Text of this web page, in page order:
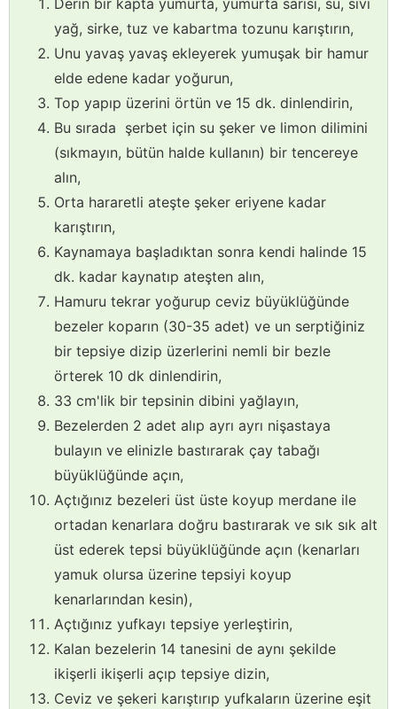
Derin bir kapta yumurta, yumurta sarısı, su, sıvı
yağ, sirke, tuz ve kabartma tozunu karıştırın,
Unu yavaş yavaş ekleyerek yumuşak bir hamur
elde edene kadar yoğurun,
Top yapıp üzerini örtün ve 15 dk. dinlendirin,
Bu sırada şerbet için su şeker ve limon dilimini
(sıkmayın, bütün halde kullanın) bir tencereye
alın,
Orta hararetli ateşte şeker eriyene kadar
karıştırın,
Kaynamaya başladıktan sonra kendi halinde 15
dk. kadar kaynatıp ateşten alın,
Hamuru tekrar yoğurup ceviz büyüklüğünde
bezeler koparın (30-35 adet) ve un serptiğiniz
bir tepsiye dizip üzerlerini nemli bir bezle
örterek 10 dk dinlendirin,
33 cm'lik bir tepsinin dibini yağlayın,
Bezelerden 2 adet alıp ayrı ayrı nişastaya
bulayın ve elinizle bastırarak çay tabağı
büyüklüğünde açın,
Açtığınız bezeleri üst üste koyup merdane ile
ortadan kenarlara doğru bastırarak ve sık sık alt
üst ederek tepsi büyüklüğünde açın (kenarları
yamuk olursa üzerine tepsiyi koyup
kenarlarından kesin),
Açtığınız yufkayı tepsiye yerleştirin,
Kalan bezelerin 14 tanesini de aynı şekilde
ikişerli ikişerli açıp tepsiye dizin,
Ceviz ve şekeri karıştırıp yufkaların üzerine eşit